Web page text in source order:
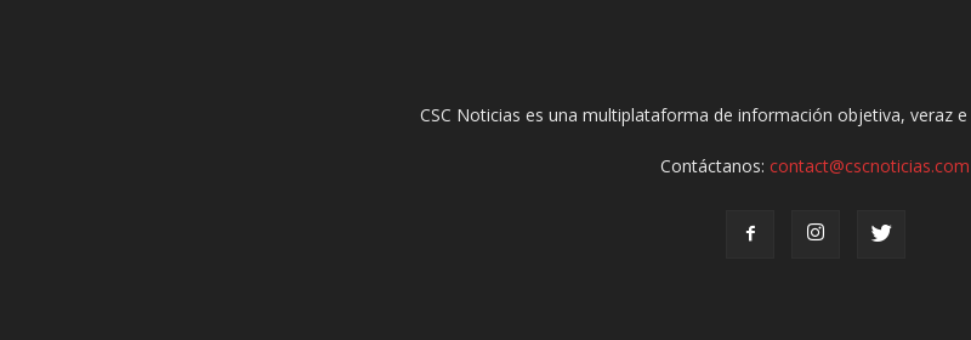
CSC Noticias es una multiplataforma de información objetiva, veraz
Contáctanos:contact@cscnoticias.com